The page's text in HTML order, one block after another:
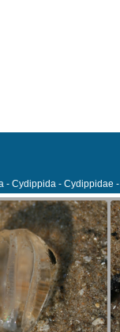
- Cydippida - Cydippidae -